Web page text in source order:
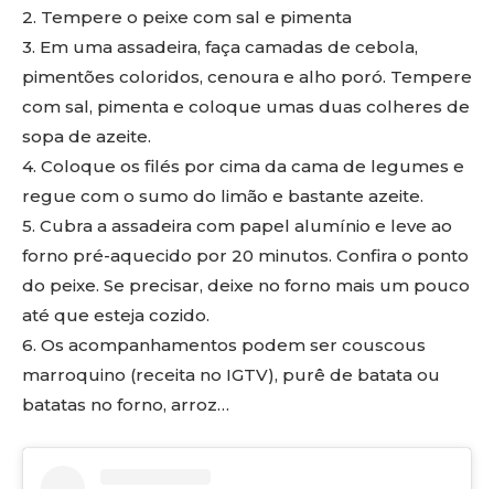
2. Tempere o peixe com sal e pimenta
3. Em uma assadeira, faça camadas de cebola,
pimentões coloridos, cenoura e alho poró. Tempere
com sal, pimenta e coloque umas duas colheres de
sopa de azeite.
4. Coloque os filés por cima da cama de legumes e
regue com o sumo do limão e bastante azeite.
5. Cubra a assadeira com papel alumínio e leve ao
forno pré-aquecido por 20 minutos. Confira o ponto
do peixe. Se precisar, deixe no forno mais um pouco
até que esteja cozido.
6. Os acompanhamentos podem ser couscous
marroquino (receita no IGTV), purê de batata ou
batatas no forno, arroz…